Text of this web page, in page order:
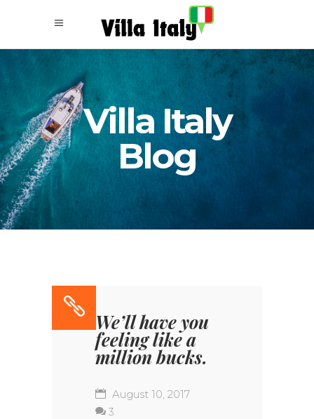
Villa Italy
Blog
We’ll have you
feeling like a
million bucks.
August 10, 2017
3